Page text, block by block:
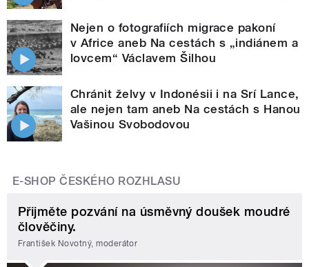
Nejen o fotografiích migrace pakoní
v Africe aneb Na cestách s „indiánem a
lovcem“ Václavem Šilhou
Chránit želvy v Indonésii i na Srí Lance,
ale nejen tam aneb Na cestách s Hanou
Vašinou Svobodovou
E-SHOP ČESKÉHO ROZHLASU
Přijměte pozvání na úsměvný doušek moudré
člověčiny.
František Novotný, moderátor